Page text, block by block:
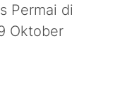
Permai di
Oktober